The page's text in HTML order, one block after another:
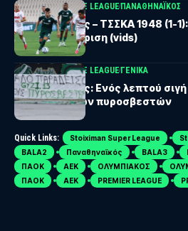
UEFA CONFERENCE LEAGUEΠΑΝΑΘΗΝΑΪΚΟΣ
Παναθηναϊκός – ΤΣΣΚΑ 1948 (1-
κριθεί η πρόκριση (vids)
UEFA CONFERENCE LEAGUEΓΕΝΙΚΆ
Παναθηναϊκός: Ενός λεπτού
αδικοχαμένων πυροσβεστών
Quick Links: Stoiximan Super League
BALA2
Παναθηναϊκός BALA3
ΠΑΟΚ
ΑΕΚ ΟΛΥΜΠΙΑΚΟΣ
ΠΑΟΚ
ΑΕΚ PREMIER LEAGUE